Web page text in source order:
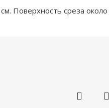
Поверхность среза около